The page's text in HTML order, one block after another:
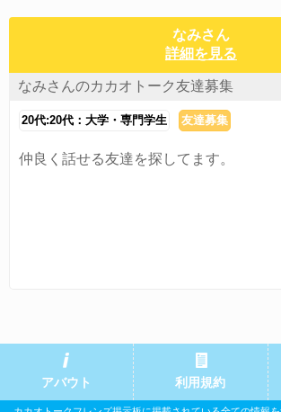
なみさん
詳細を見る
なみさんのカカオトーク友達募集
20代:20代：大学・専門学生 友達募集
仲良く話せる友達を探してます。
アバウト 利用規約